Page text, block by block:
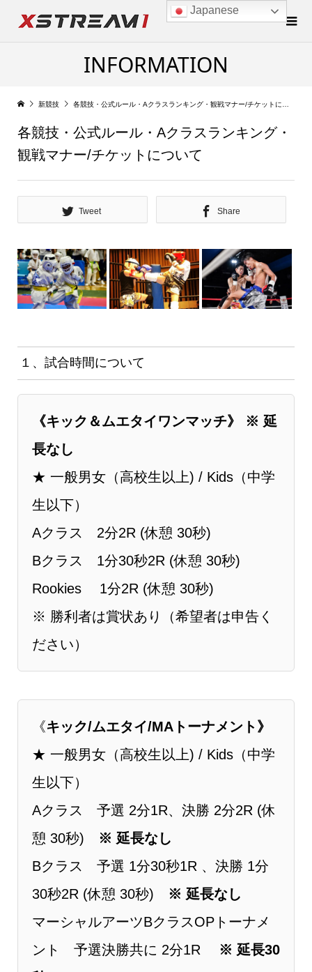
INFORMATION
新競技 各競技・公式ルール・Aクラスランキング・観戦マナー/チケットについて
各競技・公式ルール・Aクラスランキング・
観戦マナー/チケットについて
Tweet Share
１、試合時間について
《キック＆ムエタイワンマッチ》 ※ 延
長なし
★ ⼀般男女（⾼校⽣以上) / Kids（中学
生以下）
Aクラス 2分2R (休憩 30秒)
Bクラス 1分30秒2R (休憩 30秒)
Rookies 1分2R (休憩 30秒)
※ 勝利者は賞状あり（希望者は申告く
ださい）
《キック/ムエタイ/MAトーナメント》
★ ⼀般男女（⾼校⽣以上) / Kids（中学
生以下）
Aクラス 予選 2分1R、決勝 2分2R (休
憩 30秒) ※ 延長なし
Bクラス 予選 1分30秒1R 、決勝 1分
30秒2R (休憩 30秒) ※ 延長なし
マーシャルアーツBクラスOPトーナメ
ント 予選決勝共に 2分1R ※ 延長30
Japanese